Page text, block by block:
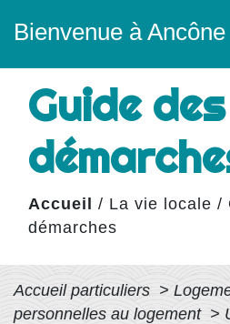
Bienvenue à Ancône
Guide des
Accueil / La vie locale /
démarches
Accueil particuliers >
personnelles au logement >